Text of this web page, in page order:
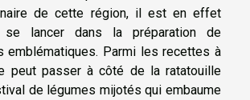
de cette région, il est en effet
lancer dans la préparation de
emblématiques. Parmi les recettes à
peut passer à côté de la ratatouille
de légumes mijotés qui embaume